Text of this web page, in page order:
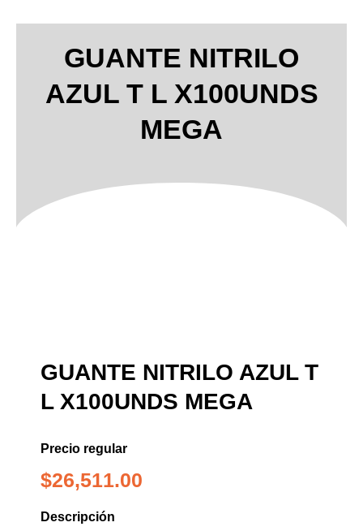
GUANTE NITRILO
AZUL T L X100UNDS
MEGA
GUANTE NITRILO AZUL T
L X100UNDS MEGA
Precio regular
$26,511.00
Descripción